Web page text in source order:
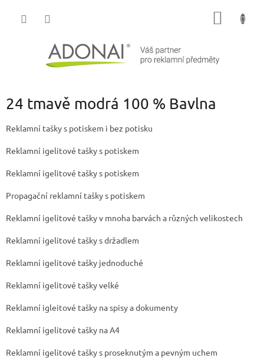
24 tmavě modrá 100 % Bavlna
Reklamní tašky s potiskem i bez potisku
Reklamní igelitové tašky s potiskem
Reklamní igelitové tašky s potiskem
Propagační reklamní tašky s potiskem
Reklamní igelitové tašky v mnoha barvách a různých velikostech
Reklamní igelitové tašky s držadlem
Reklamní igelitové tašky jednoduché
Reklamní igelitové tašky velké
Reklamní igleitové tašky na spisy a dokumenty
Reklamní igelitové tašky na A4
Reklamní igelitové tašky s proseknutým a pevným uchem